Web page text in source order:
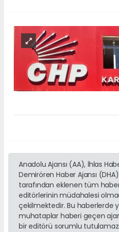
Anadolu Ajansı (AA), İhlas
Demirören Haber Ajansı
tarafından eklenen tüm
editörlerinin müdahalesi
çekilmektedir. Bu haberlerde
muhataplar haberi geçen
bir editörü sorumlu